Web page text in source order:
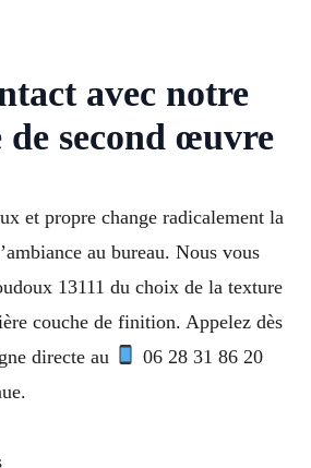
avec notre
de second œuvre
et propre change radicalement la
au bureau. Nous vous
13111 du choix de la texture
couche de finition. Appelez dès
directe au
06 28 31 86 20